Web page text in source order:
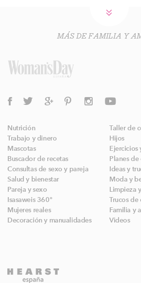
MÁS DE FAMILIA Y
Nutrición
Taller de
Trabajo y dinero
Hijos
Mascotas
Ejercicios
Buscador de recetas
Planes
Consultas de sexo y pareja
Ideas y
Salud y bienestar
Moda y
Pareja y sexo
Limpieza
Isasaweis 360º
Trucos de
Mujeres reales
Familia y
Decoración y manualidades
Videos